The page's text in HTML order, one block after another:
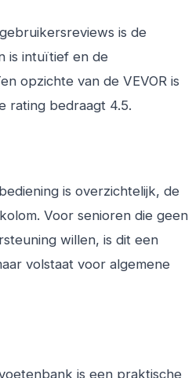
is de
is intuïtief en de
opzichte van de VEVOR is
rating bedraagt 4.5.
is overzichtelijk, de
Voor senioren die geen
willen, is dit een
volstaat voor algemene
is een praktische